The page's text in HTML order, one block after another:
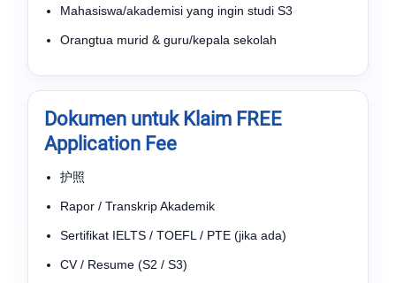
Mahasiswa/akademisi yang ingin studi S3
Orangtua murid & guru/kepala sekolah
Dokumen untuk Klaim FREE
Application Fee
护照
Rapor / Transkrip Akademik
Sertifikat IELTS / TOEFL / PTE (jika ada)
CV / Resume (S2 / S3)